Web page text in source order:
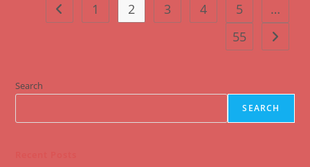
Karakter
Lewat
Go to the previous page
1 2 3 4 5
…
55
Go to
Search
SEARCH